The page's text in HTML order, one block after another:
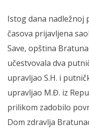
Istog dana nadležnoj
časova prijavljena
Save, opština
učestvovala dva
upravljao S.H. i
upravljao M.Đ. iz
prilikom zadobilo
Dom zdravlja